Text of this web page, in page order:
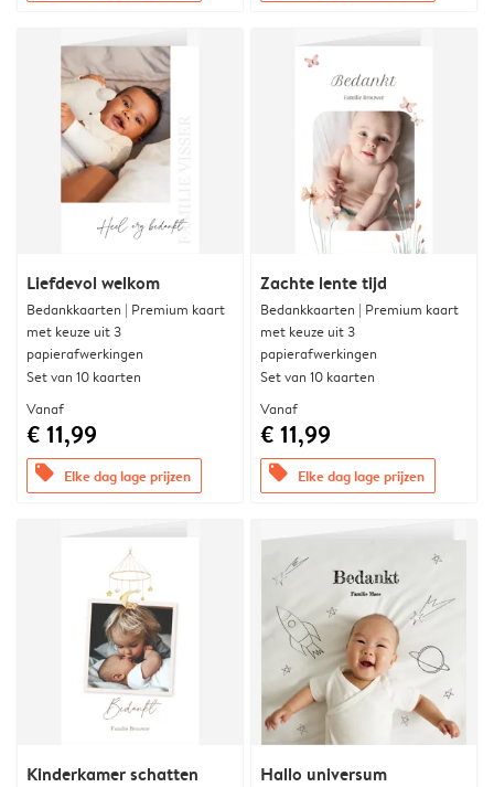
Liefdevol welkom
Bedankkaarten | Premium kaart
met keuze uit 3
papierafwerkingen
Set van 10 kaarten
Vanaf
€ 11,99
offers Elke dag lage prijzen
Zachte lente tijd
Bedankkaarten | Premium kaart
met keuze uit 3
papierafwerkingen
Set van 10 kaarten
Vanaf
€ 11,99
offers Elke dag lage prijzen
Kinderkamer schatten Hallo universum